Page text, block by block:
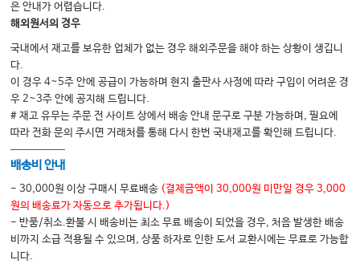
은 안내가 어렵습니다.
해외원서의 경우
국내에서 재고를 보유한 업체가 없는 경우 해외주문을 해야 하는 상황이 생깁니
다.
이 경우 4~5주 안에 공급이 가능하며 현지 출판사 사정에 따라 구입이 어려운 경
우 2~3주 안에 공지해 드립니다.
# 재고 유무는 주문 전 사이트 상에서 배송 안내 문구로 구분 가능하며, 필요에
따라 전화 문의 주시면 거래처를 통해 다시 한번 국내재고를 확인해 드립니다.
배송비 안내
- 30,000원 이상 구매시 무료배송 (결제금액이 30,000원 미만일 경우 3,000
원의 배송료가 자동으로 추가됩니다.)
- 반품/취소.환불 시 배송비는 최소 무료 배송이 되었을 경우, 처음 발생한 배송
비까지 소급 적용될 수 있으며, 상품 하자로 인한 도서 교환시에는 무료로 가능합
니다.